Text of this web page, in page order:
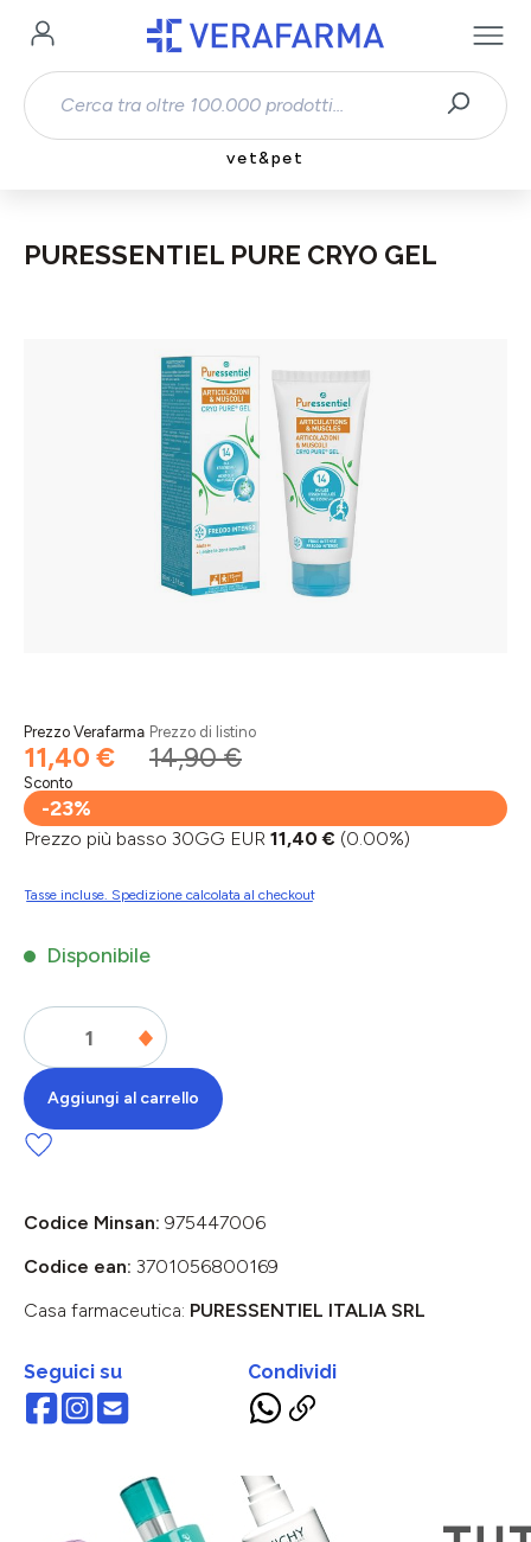
Passa al contenuto principale
vet&pet
PURESSENTIEL PURE CRYO GEL
Prezzo Verafarma
11,40 €
Prezzo di listino
14,90 €
Sconto
-23%
Prezzo più basso 30GG EUR 11,40 € (0.00%)
Tasse incluse. Spedizione calcolata al checkout
Disponibile
Aggiungi al carrello
Codice Minsan: 975447006
Codice ean: 3701056800169
Casa farmaceutica: PURESSENTIEL ITALIA SRL
Seguici su Condividi